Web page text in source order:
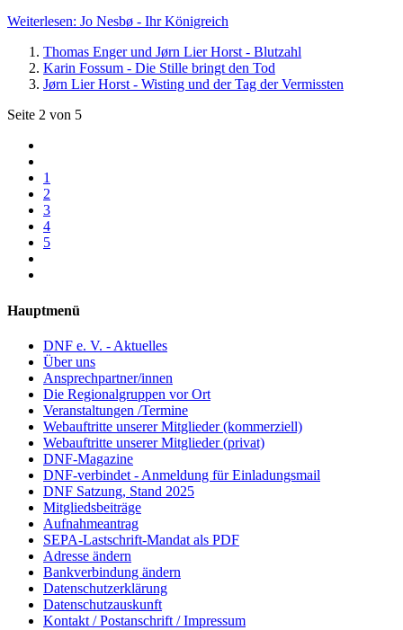
Weiterlesen: Jo Nesbø - Ihr Königreich
Thomas Enger und Jørn Lier Horst - Blutzahl
Karin Fossum - Die Stille bringt den Tod
Jørn Lier Horst - Wisting und der Tag der Vermissten
Seite 2 von 5
1
2
3
4
5
Hauptmenü
DNF e. V. - Aktuelles
Über uns
Ansprechpartner/innen
Die Regionalgruppen vor Ort
Veranstaltungen /Termine
Webauftritte unserer Mitglieder (kommerziell)
Webauftritte unserer Mitglieder (privat)
DNF-Magazine
DNF-verbindet - Anmeldung für Einladungsmail
DNF Satzung, Stand 2025
Mitgliedsbeiträge
Aufnahmeantrag
SEPA-Lastschrift-Mandat als PDF
Adresse ändern
Bankverbindung ändern
Datenschutzerklärung
Datenschutzauskunft
Kontakt / Postanschrift / Impressum